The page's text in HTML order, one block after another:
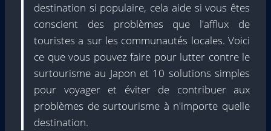
destination si populaire, cela aide si vous êtes
conscient des problèmes que l'afflux de
touristes a sur les communautés locales. Voici
ce que vous pouvez faire pour lutter contre le
surtourisme au Japon et 10 solutions simples
pour voyager et éviter de contribuer aux
problèmes de surtourisme à n'importe quelle
destination.